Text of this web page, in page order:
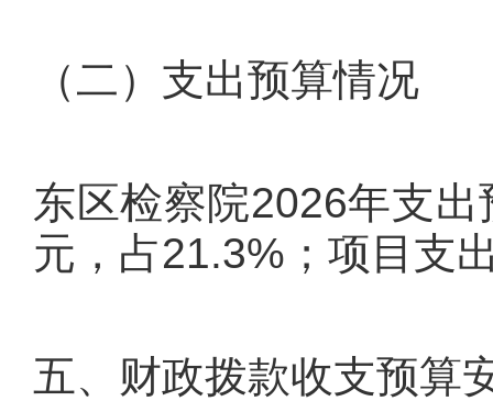
（二）支出预算情况
东区检察院2026年支
元，占21.3%；项目支
五、财政拨款收支预算